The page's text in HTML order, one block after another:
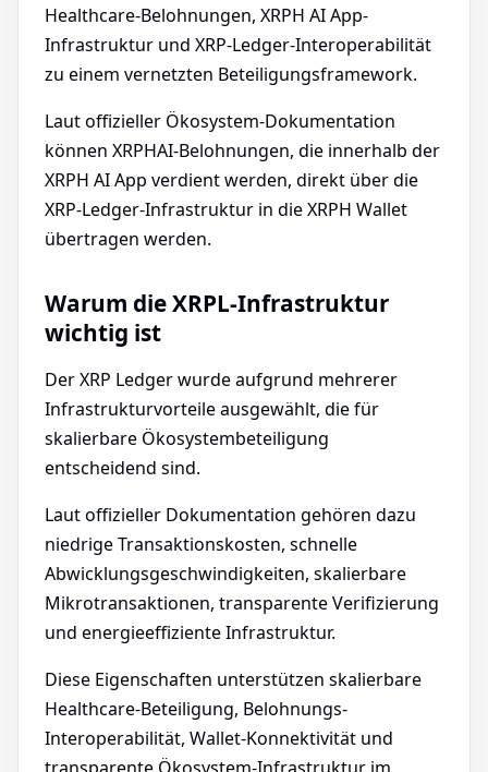
Healthcare-Belohnungen, XRPH AI App-
Infrastruktur und XRP-Ledger-Interoperabilität
zu einem vernetzten Beteiligungsframework.
Laut offizieller Ökosystem-Dokumentation
können XRPHAI-Belohnungen, die innerhalb der
XRPH AI App verdient werden, direkt über die
XRP-Ledger-Infrastruktur in die XRPH Wallet
übertragen werden.
Warum die XRPL-Infrastruktur
wichtig ist
Der XRP Ledger wurde aufgrund mehrerer
Infrastrukturvorteile ausgewählt, die für
skalierbare Ökosystembeteiligung
entscheidend sind.
Laut offizieller Dokumentation gehören dazu
niedrige Transaktionskosten, schnelle
Abwicklungsgeschwindigkeiten, skalierbare
Mikrotransaktionen, transparente Verifizierung
und energieeffiziente Infrastruktur.
Diese Eigenschaften unterstützen skalierbare
Healthcare-Beteiligung, Belohnungs-
Interoperabilität, Wallet-Konnektivität und